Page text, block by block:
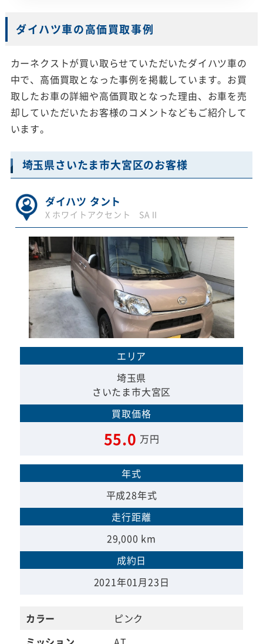
ダイハツ車の高価買取事例
カーネクストが買い取らせていただいたダイハツ車の
中で、高価買取となった事例を掲載しています。お買
取したお車の詳細や高価買取となった理由、お車を売
却していただいたお客様のコメントなどもご紹介して
います。
埼玉県さいたま市大宮区のお客様
ダイハツ タント
X ホワイトアクセント SAⅡ
エリア
埼玉県
さいたま市大宮区
買取価格
55.0 万円
年式
平成28年式
走行距離
29,000 km
成約日
2021年01月23日
カラー
ピンク